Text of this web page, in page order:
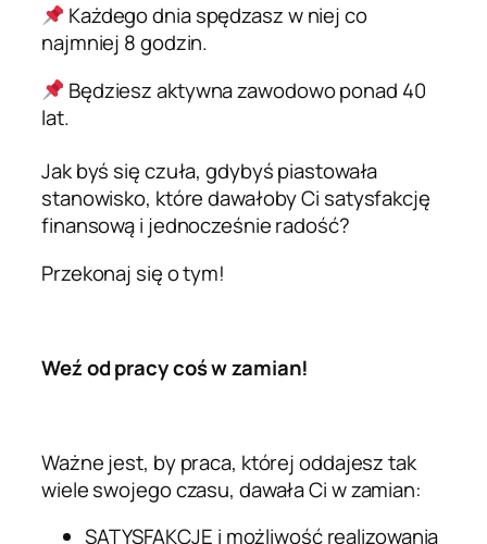
Każdego dnia spędzasz w niej co
najmniej 8 godzin.
Będziesz aktywna zawodowo ponad 40
lat.
Jak byś się czuła, gdybyś piastowała
stanowisko, które dawałoby Ci satysfakcję
finansową i jednocześnie radość?
Przekonaj się o tym!
Weź od pracy coś w zamian!
Ważne jest, by praca, której oddajesz tak
wiele swojego czasu, dawała Ci w zamian:
SATYSFAKCJĘ i możliwość realizowania